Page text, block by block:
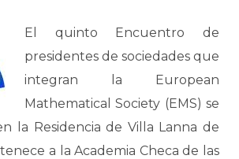
El quinto Encuentro de
presidentes de sociedades que
integran la European
Mathematical Society (EMS) se
la Residencia de Villa Lanna de
a la Academia Checa de las